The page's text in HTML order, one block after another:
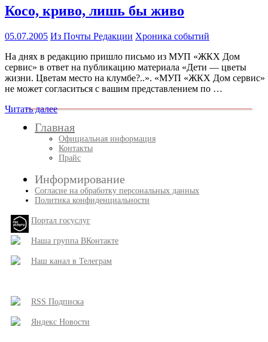
Косо, криво, лишь бы живо
05.07.2005 Из Почты Редакции Хроника событий
На днях в редакцию пришло письмо из МУП «ЖКХ Дом
сервис» в ответ на публикацию материала «Дети — цветы
жизни. Цветам место на клумбе?..». «МУП «ЖКХ Дом сервис»
не может согласиться с вашим представлением по …
Читать далее
Главная
Официальная информация
Контакты
Прайс
Информирование
Согласие на обработку персональных данных
Политика конфиденциальности
Портал госуслуг
Наша группа ВКонтакте
Наш канал в Телеграм
RSS Подписка
Яндекс Новости